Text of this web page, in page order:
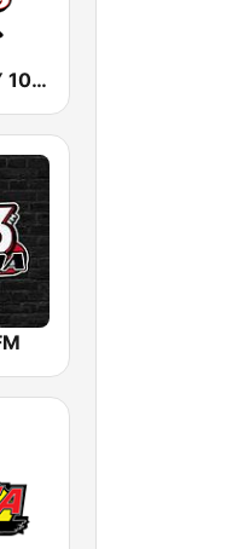
WLEY La LEY 107.9